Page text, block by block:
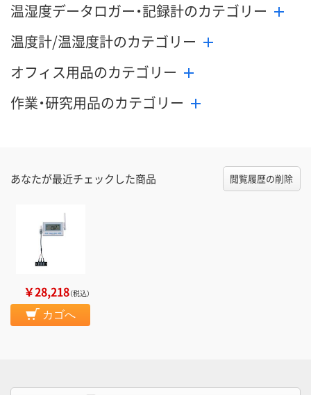
温湿度データロガー・記録計のカテゴリー
温度計/温湿度計のカテゴリー
オフィス用品のカテゴリー
作業・研究用品のカテゴリー
あなたが最近チェックした商品 閲覧履歴の削除
￥28,218（税込）
カゴへ